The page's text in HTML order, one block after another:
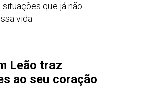
que já não
vida.
Leão traz
ao seu coração